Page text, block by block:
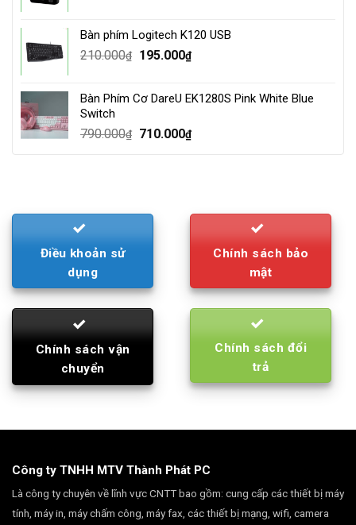
4.000.000₫.3.500.000₫.
Bàn phím Logitech K120 USB
210.000₫
Original
210.000₫.
195.000₫Current
195.000₫.
Bàn Phím Cơ DareU EK1280S Pink White Blue
Switch
790.000₫
Original
710.000₫Current
Điều khoản sử
dụng
Chính sách bảo
mật
Chính sách vận
chuyển
Chính sách đổi
trả
Công ty TNHH MTV Thành Phát PC
Là công ty chuyên về lĩnh vực CNTT bao gồm: cung cấp các thiết bị máy
tính, máy in, máy chấm công, máy fax, các thiết bị mạng, wifi, camera